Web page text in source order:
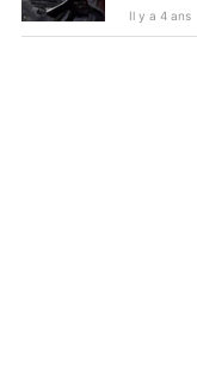
Il y a 4 ans